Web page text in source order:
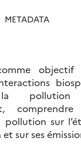
METADATA
objectif
la
pollution sur
sur ses